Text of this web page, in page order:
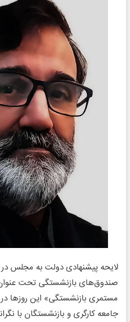
لایحه پیشنهادی دولت به مجلس
صندوق‌های بازنشستگی تحت
مستمری بازنشستگی» این روزها
جامعه کارگری و بازنشستگان با